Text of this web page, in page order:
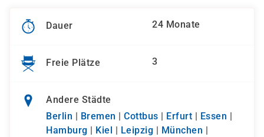
Dauer 24 Monate
Freie Plätze 3
Andere Städte
Berlin
Bremen Cottbus Erfurt Essen
Hamburg
Kiel Leipzig München